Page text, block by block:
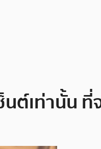
เท่านั้น ที่